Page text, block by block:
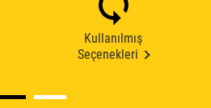
Kullanılmış
Seçenekleri